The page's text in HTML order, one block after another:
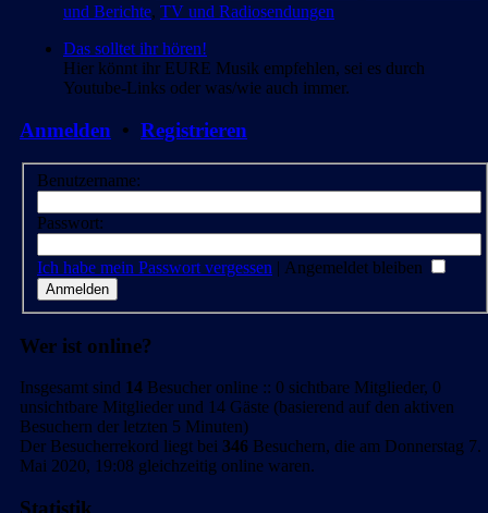
und Berichte, TV und Radiosendungen
Das solltet ihr hören!
Hier könnt ihr EURE Musik empfehlen, sei es durch
Youtube-Links oder was/wie auch immer.
Anmelden • Registrieren
Benutzername:
Passwort:
Ich habe mein Passwort vergessen | Angemeldet bleiben
Wer ist online?
Insgesamt sind 14 Besucher online :: 0 sichtbare Mitglieder, 0
unsichtbare Mitglieder und 14 Gäste (basierend auf den aktiven
Besuchern der letzten 5 Minuten)
Der Besucherrekord liegt bei 346 Besuchern, die am Donnerstag 7.
Mai 2020, 19:08 gleichzeitig online waren.
Statistik